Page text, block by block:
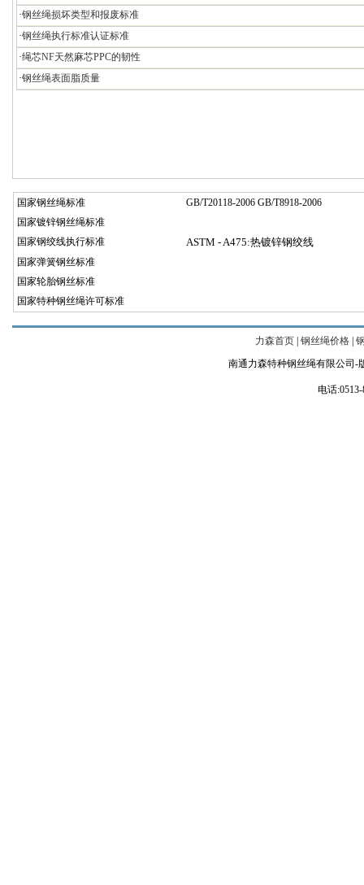
·钢丝绳损坏类型和报废标准
·钢丝绳执行标准认证标准
·绳芯NF天然麻芯PPC的韧性
·钢丝绳表面脂质量
国家钢丝绳标准
GB/T20118-2006 GB/T8918-2006
国家镀锌钢丝绳标准
国家钢绞线执行标准
ASTM - A475:热镀锌钢绞线
国家弹簧钢丝标准
国家轮胎钢丝标准
国家特种钢丝绳许可标准
力森首页 钢丝绳价格
南通力森特种钢丝绳有限公司-
电话:0513-